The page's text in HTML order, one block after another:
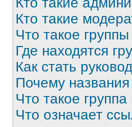
Кто такие
Что такое
Где находятся
Как стать
Почему
Что такое
Что означает